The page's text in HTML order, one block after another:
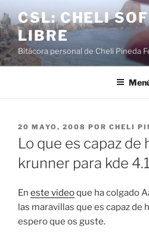
al
contenido
CSL: CHELI
LIBRE
Bitácora personal de Cheli Pineda
PUBLICADO
EL
20 MAYO, 2008 POR CHELI
Lo que es capaz de
krunner para kde 4.1
En este videoque ha colgado
las maravillas que es capaz de
espero que os guste.